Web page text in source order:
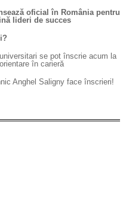
oficial în România pentru
lideri de succes
se pot înscrie acum la
în carieră
Anghel Saligny face înscrieri!